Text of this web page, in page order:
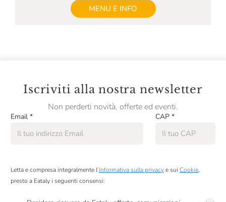
MENU E INFO
Iscriviti alla nostra newsletter
Non perderti novità, offerte ed eventi.
Email * CAP *
Letta e compresa integralmente l’Informativa sulla privacye sui Cookie,
presto a Eataly i seguenti consensi: